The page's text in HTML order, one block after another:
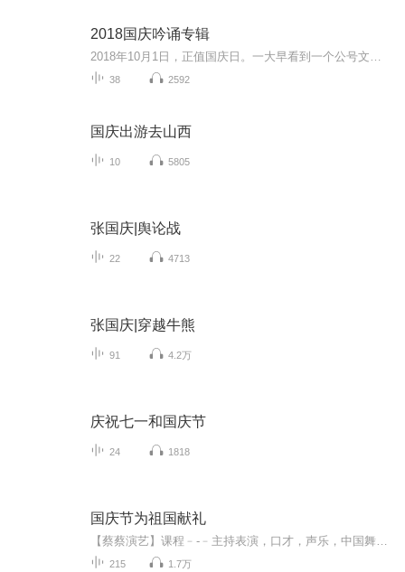
2018国庆吟诵专辑
38 2592
国庆出游去山西
10 5805
张国庆|舆论战
22 4713
张国庆|穿越牛熊
91 4.2万
庆祝七一和国庆节
24 1818
国庆节为祖国献礼
215 1.7万